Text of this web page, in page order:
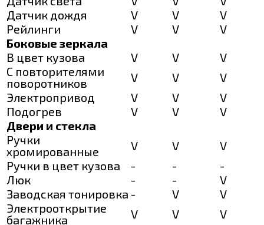
Датчик дождя
V V
V
Рейлинги
V V
V
Боковые зеркала
В цвет кузова
V V
V
С повторителями
поворотников
V V
V
Электропривод
V V
V
Подогрев
V V
V
Двери и стекла
Ручки
хромированные
V V
V
Ручки в цвет кузова
- -
-
Люк
- -
V
Заводская тонировка - V
V
Электрооткрытие
багажника
V V V